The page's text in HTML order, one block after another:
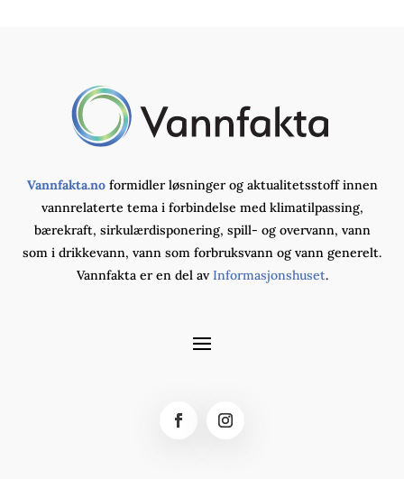
Vannfakta.noformidler løsninger og aktualitetsstoff innen
vannrelaterte tema i forbindelse med klimatilpassing,
bærekraft, sirkulærdisponering, spill- og overvann, vann
som i drikkevann, vann som forbruksvann og vann generelt.
Vannfakta er en del av Informasjonshuset.